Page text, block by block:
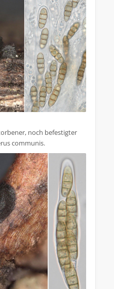
noch befestigter
communis.